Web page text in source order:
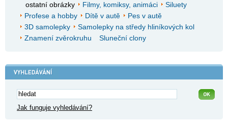
ostatní obrázky
Filmy, komiksy, animáci
Siluety
Profese a hobby
Dítě v autě
Pes v autě
3D samolepky
Samolepky na středy hliníkových kol
Znamení zvěrokruhu
Sluneční clony
Jak funguje vyhledávání?